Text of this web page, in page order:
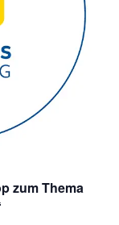
zum Thema